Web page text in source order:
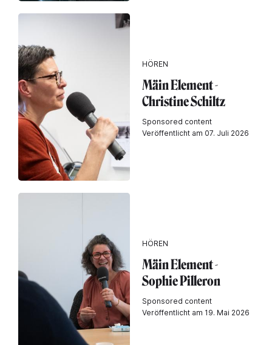
HÖREN
Mäin Element -
Christine Schiltz
Sponsored content
Veröffentlicht am 07. Juli 2026
HÖREN
Mäin Element -
Sophie Pilleron
Sponsored content
Veröffentlicht am 19. Mai 2026